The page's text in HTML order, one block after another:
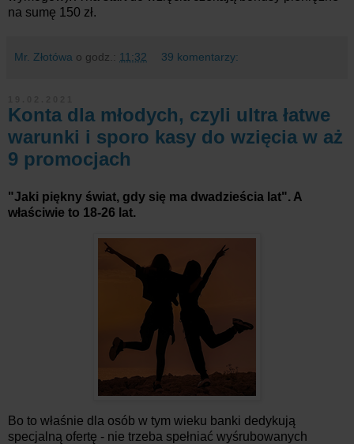
na sumę 150 zł.
Mr. Złotówa o godz.: 11:32 39 komentarzy:
Konta dla młodych, czyli ultra łatwe
warunki i sporo kasy do wzięcia w aż
9 promocjach
"Jaki piękny świat, gdy się ma dwadzieścia lat". A
właściwie to 18-26 lat.
Bo to właśnie dla osób w tym wieku banki dedykują
specjalną ofertę - nie trzeba spełniać wyśrubowanych